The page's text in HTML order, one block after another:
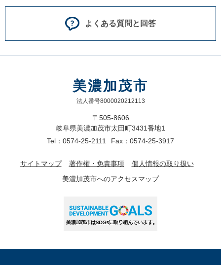
よくある質問と回答
美濃加茂市
法人番号8000020212113
〒505-8606
岐阜県美濃加茂市太田町3431番地1
Tel：0574-25-2111
Fax：0574-25-3917
サイトマップ 著作権・免責事項
個人情報の取り扱い
美濃加茂市へのアクセスマップ